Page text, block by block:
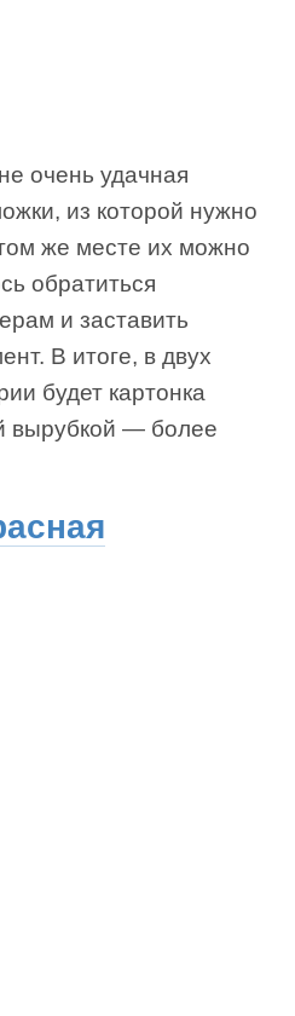
очень удачная
из которой нужно
же месте их можно
обратиться
и заставить
В итоге, в двух
будет картонка
вырубкой — более